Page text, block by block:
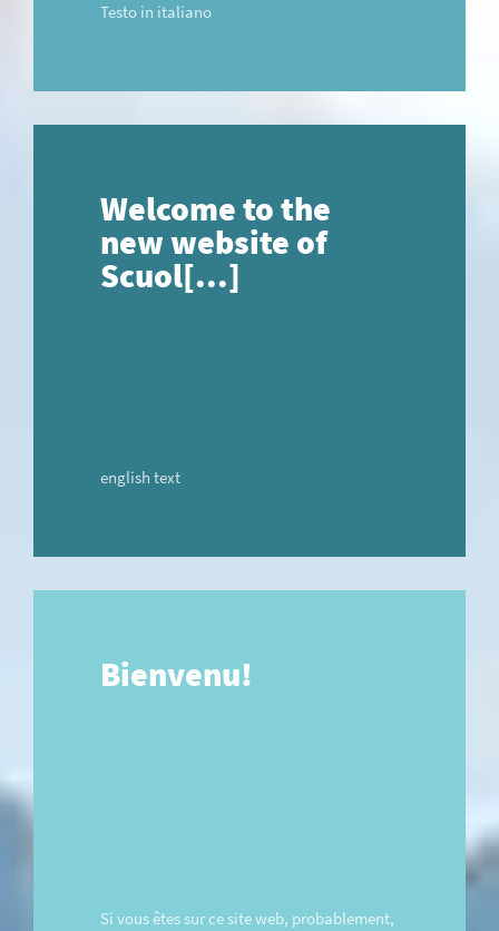
Testo in italiano
Welcome to the
new website of
Scuol[...]
english text
Bienvenu!
Si vous êtes sur ce site web, probablement,